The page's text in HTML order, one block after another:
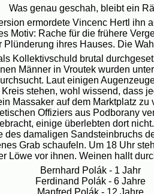
Was genau geschah, bleibt ein
ermordete Vincenc Hertl ihn
Motiv: Rache für die frühere
ihres Hauses. Die
Kollektivschuld brutal
Männer in Vroutek wurden
Laut einigen
stehen, wohl wissend, dass
Massaker auf dem Marktplatz
Offiziers aus Podborany
einige überlebten dort
des damaligen Sandsteinbruchs
Grab schaufeln. Um 18 Uhr
Löwe vor ihnen. Weinen hallt
Bernhard Polák - 1 Jahr
Ferdinand Polák - 6 Jahre